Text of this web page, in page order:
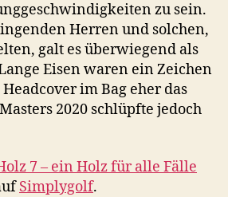
zu sein.
Herren und solchen,
galt es überwiegend als
Eisen waren ein Zeichen
im Bag eher das
2020 schlüpfte jedoch
7 – ein Holz für alle Fälle
Simplygolf.